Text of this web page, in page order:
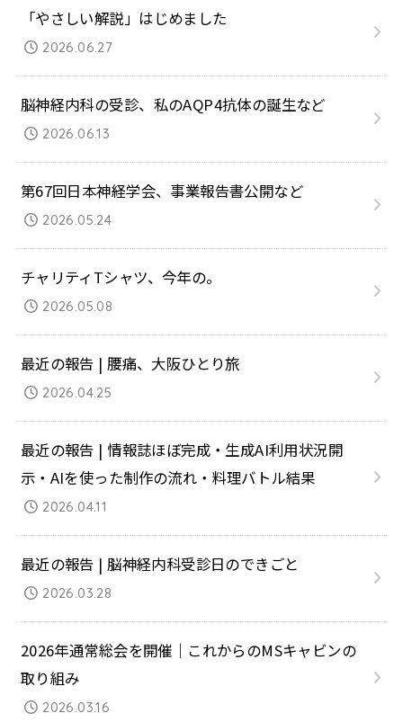
「やさしい解説」はじめました
2026.06.27
脳神経内科の受診、私のAQP4抗体の誕生など
2026.06.13
第67回日本神経学会、事業報告書公開など
2026.05.24
チャリティTシャツ、今年の。
2026.05.08
最近の報告 | 腰痛、大阪ひとり旅
2026.04.25
最近の報告 | 情報誌ほぼ完成・生成AI利用状況開
示・AIを使った制作の流れ・料理バトル結果
2026.04.11
最近の報告 | 脳神経内科受診日のできごと
2026.03.28
2026年通常総会を開催｜これからのMSキャビンの
取り組み
2026.03.16